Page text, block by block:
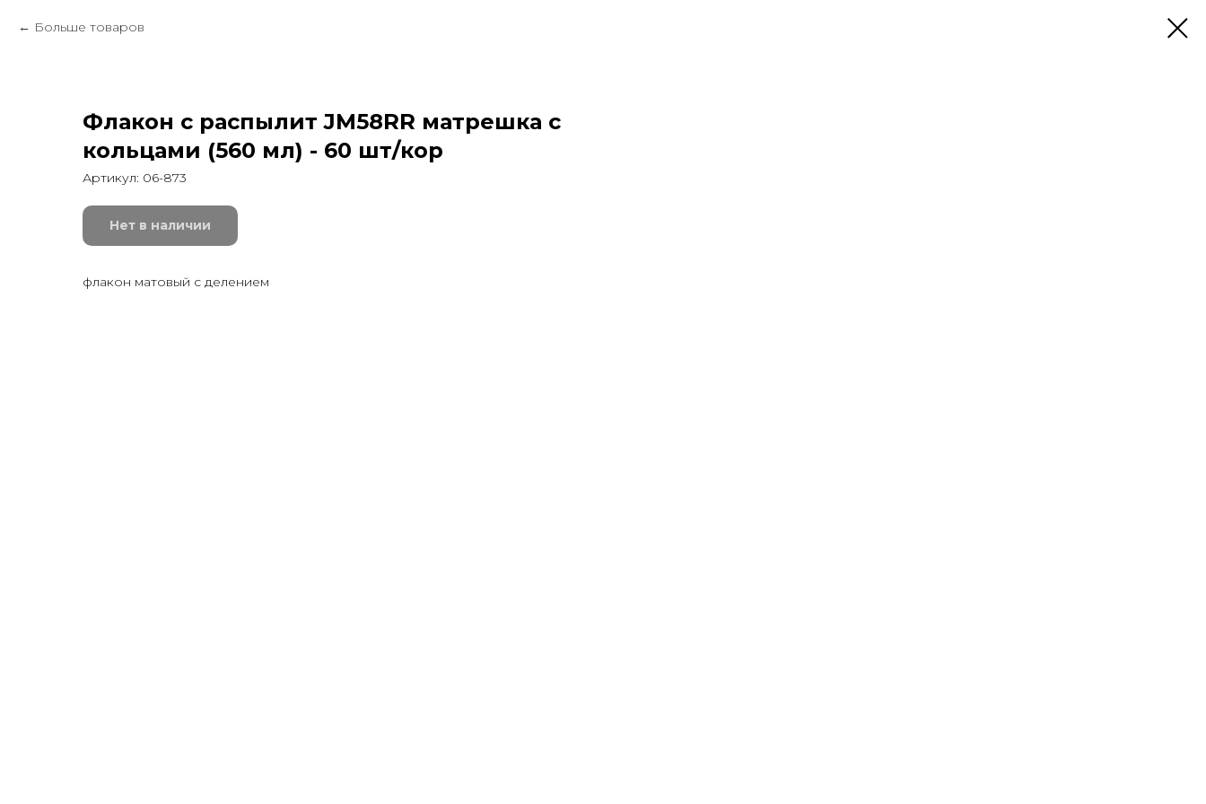
Больше товаров
Флакон с распылит JM58RR матрешка с
кольцами (560 мл) - 60 шт/кор
Артикул: 06-873
Нет в наличии
флакон матовый с делением